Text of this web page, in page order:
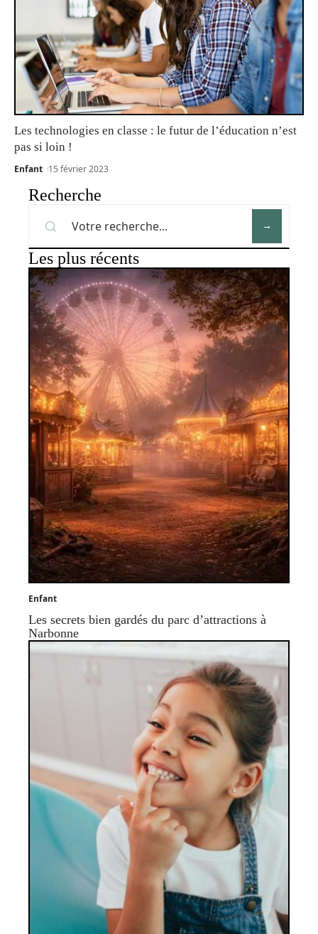
Les technologies en classe : le futur de l’éducation n’est
pas si loin !
Enfant 15 février 2023
Recherche
Les plus récents
Enfant
Les secrets bien gardés du parc d’attractions à
Narbonne